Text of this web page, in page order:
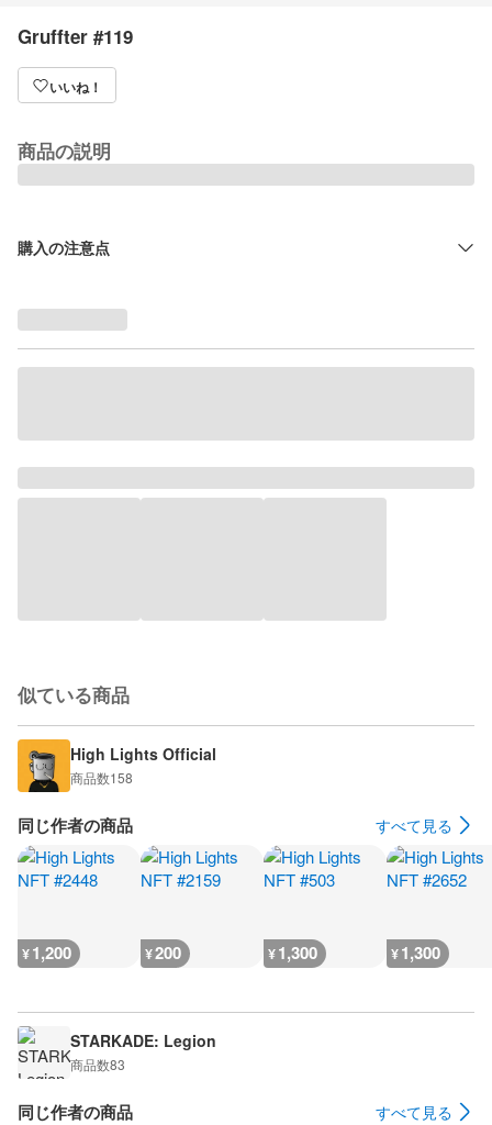
Gruffter #119
いいね！
商品の説明
購入の注意点
似ている商品
High Lights Official
商品数158
同じ作者の商品 すべて見る
¥1,200 ¥200 ¥1,300 ¥1,300
STARKADE: Legion
商品数83
同じ作者の商品 すべて見る